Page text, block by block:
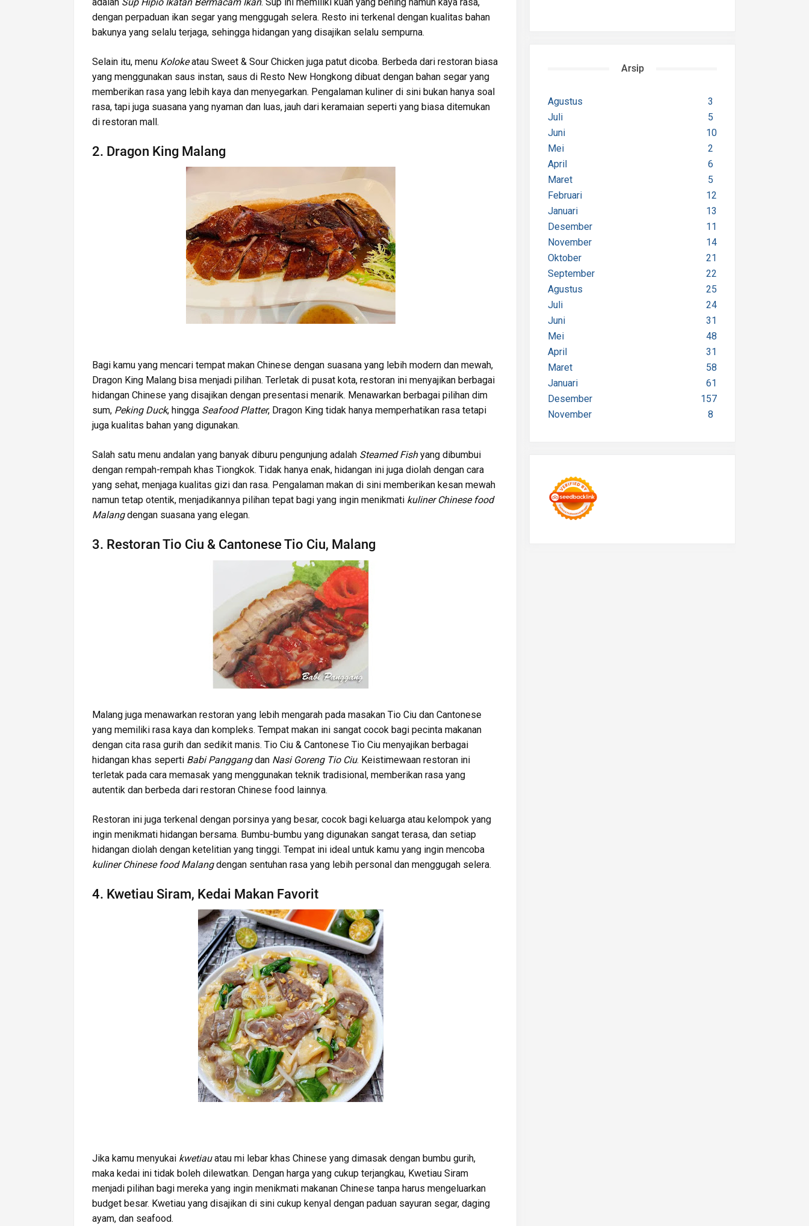
dengan perpaduan ikan segar yang menggugah selera. Resto ini terkenal dengan kualitas bahan
bakunya yang selalu terjaga, sehingga hidangan yang disajikan selalu sempurna.
Selain itu, menu Kolokeatau Sweet & Sour Chicken juga patut dicoba. Berbeda dari restoran biasa
yang menggunakan saus instan, saus di Resto New Hongkong dibuat dengan bahan segar yang
memberikan rasa yang lebih kaya dan menyegarkan. Pengalaman kuliner di sini bukan hanya soal
rasa, tapi juga suasana yang nyaman dan luas, jauh dari keramaian seperti yang biasa ditemukan
di restoran mall.
2. Dragon King Malang
Bagi kamu yang mencari tempat makan Chinese dengan suasana yang lebih modern dan mewah,
Dragon King Malang bisa menjadi pilihan. Terletak di pusat kota, restoran ini menyajikan berbagai
hidangan Chinese yang disajikan dengan presentasi menarik. Menawarkan berbagai pilihan dim
sum, Peking Duck, hingga Seafood Platter, Dragon King tidak hanya memperhatikan rasa tetapi
juga kualitas bahan yang digunakan.
Salah satu menu andalan yang banyak diburu pengunjung adalah Steamed Fishyang dibumbui
dengan rempah-rempah khas Tiongkok. Tidak hanya enak, hidangan ini juga diolah dengan cara
yang sehat, menjaga kualitas gizi dan rasa. Pengalaman makan di sini memberikan kesan mewah
namun tetap otentik, menjadikannya pilihan tepat bagi yang ingin menikmati kuliner Chinese food
Malangdengan suasana yang elegan.
3. Restoran Tio Ciu & Cantonese Tio Ciu, Malang
Malang juga menawarkan restoran yang lebih mengarah pada masakan Tio Ciu dan Cantonese
yang memiliki rasa kaya dan kompleks. Tempat makan ini sangat cocok bagi pecinta makanan
dengan cita rasa gurih dan sedikit manis. Tio Ciu & Cantonese Tio Ciu menyajikan berbagai
hidangan khas seperti Babi Panggangdan Nasi Goreng Tio Ciu. Keistimewaan restoran ini
terletak pada cara memasak yang menggunakan teknik tradisional, memberikan rasa yang
autentik dan berbeda dari restoran Chinese food lainnya.
Restoran ini juga terkenal dengan porsinya yang besar, cocok bagi keluarga atau kelompok yang
ingin menikmati hidangan bersama. Bumbu-bumbu yang digunakan sangat terasa, dan setiap
hidangan diolah dengan ketelitian yang tinggi. Tempat ini ideal untuk kamu yang ingin mencoba
kuliner Chinese food Malangdengan sentuhan rasa yang lebih personal dan menggugah selera.
4. Kwetiau Siram, Kedai Makan Favorit
Jika kamu menyukai kwetiauatau mi lebar khas Chinese yang dimasak dengan bumbu gurih,
maka kedai ini tidak boleh dilewatkan. Dengan harga yang cukup terjangkau, Kwetiau Siram
menjadi pilihan bagi mereka yang ingin menikmati makanan Chinese tanpa harus mengeluarkan
budget besar. Kwetiau yang disajikan di sini cukup kenyal dengan paduan sayuran segar, daging
ayam, dan seafood.
Arsip
Agustus
3
Juli
5
Juni
10
Mei
2
April
6
Maret
5
Februari
12
Januari
13
Desember
11
November
14
Oktober
21
September
22
Agustus
25
Juli
24
Juni
31
Mei
48
April
31
Maret
58
Januari
61
Desember
157
November
8